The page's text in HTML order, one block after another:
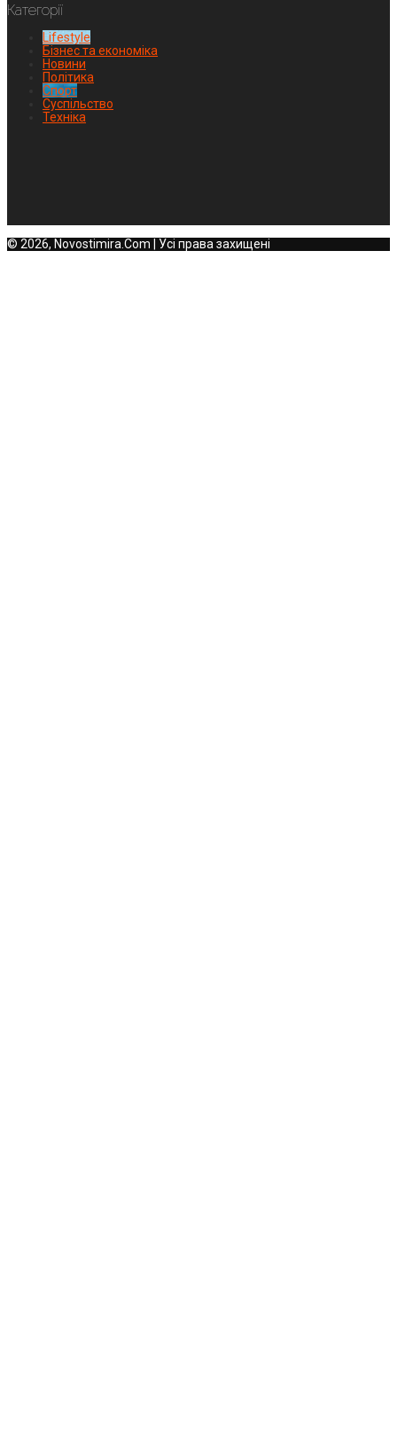
Категорії
Lifestyle
Бізнес та економіка
Новини
Політика
Спорт
Суспільство
Техніка
© 2026, Novostimira.Com | Усі права захищені